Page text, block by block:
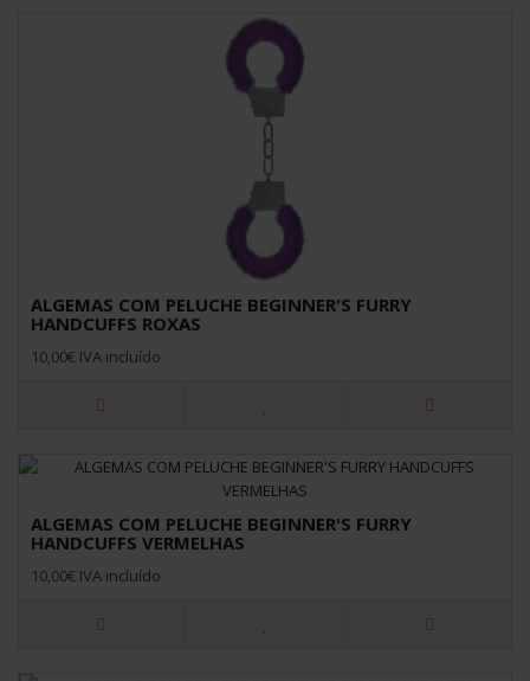
ALGEMAS COM PELUCHE BEGINNER'S FURRY
HANDCUFFS ROXAS
10,00€ IVA incluído
ALGEMAS COM PELUCHE BEGINNER'S FURRY
HANDCUFFS VERMELHAS
10,00€ IVA incluído